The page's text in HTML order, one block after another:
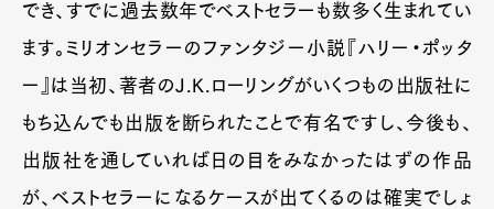
でき、すでに過去数年でベストセラーも数多く生まれてい
ます。ミリオンセラーのファンタジー小説『ハリー・ポッタ
ー』は当初、著者のJ.K.ローリングがいくつもの出版社に
もち込んでも出版を断られたことで有名ですし、今後も、
出版社を通していれば日の目をみなかったはずの作品
が、ベストセラーになるケースが出てくるのは確実でしょ